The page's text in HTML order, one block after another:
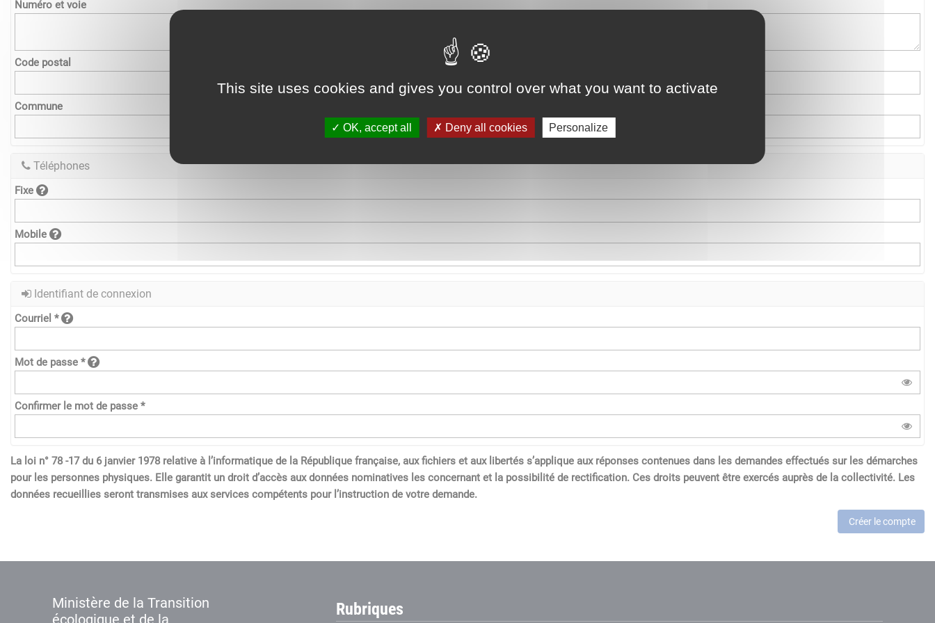
This site uses cookies and gives you control over what you want to activate
OK, accept all Deny all cookies Personalize
Numéro et voie
Code postal
Commune
Téléphones
Fixe
Mobile
Identifiant de connexion
Courriel *
Mot de passe *
Confirmer le mot de passe *
La loi n° 78 -17 du 6 janvier 1978 relative à l’informatique de la République française, aux fichiers et aux libertés s’applique aux réponses contenues dans les demandes effectués sur les démarches
pour les personnes physiques. Elle garantit un droit d’accès aux données nominatives les concernant et la possibilité de rectification. Ces droits peuvent être exercés auprès de la collectivité. Les
données recueillies seront transmises aux services compétents pour l’instruction de votre demande.
Créer le compte
Ministère de la Transition
écologique et de la
Rubriques